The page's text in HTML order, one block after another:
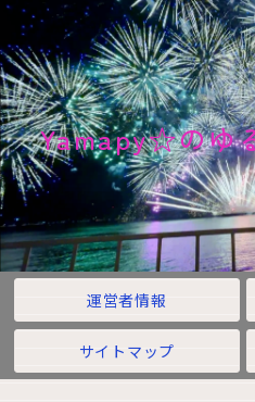
Yamapy☆のゆ
運営者情報
サイトマップ